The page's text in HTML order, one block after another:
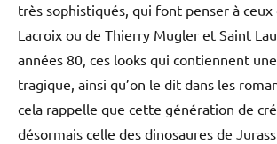
très sophistiqués, qui font penser à ceux
Lacroix ou de Thierry Mugler et Saint
années 80, ces looks qui contiennent
tragique, ainsi qu’on le dit dans les
cela rappelle que cette génération de
désormais celle des dinosaures de